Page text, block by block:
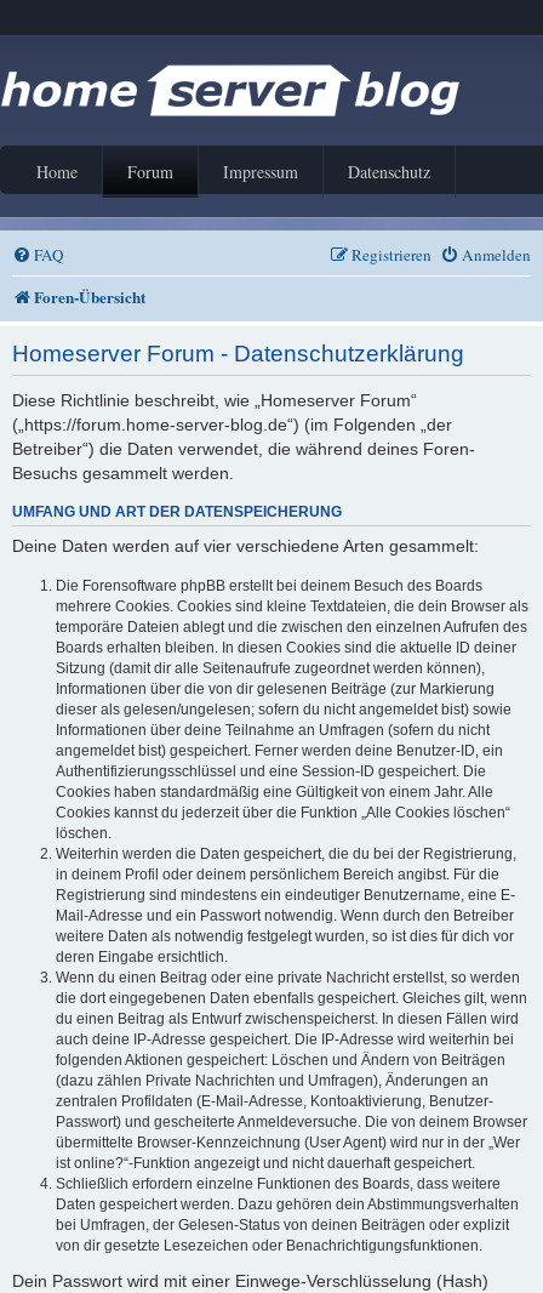
Home Forum Impressum Datenschutz
FAQ Anmelden
Registrieren
Foren-Übersicht
Homeserver Forum - Datenschutzerklärung
Diese Richtlinie beschreibt, wie „Homeserver Forum“
(„https://forum.home-server-blog.de“) (im Folgenden „der
Betreiber“) die Daten verwendet, die während deines Foren-
Besuchs gesammelt werden.
UMFANG UND ART DER DATENSPEICHERUNG
Deine Daten werden auf vier verschiedene Arten gesammelt:
Die Forensoftware phpBB erstellt bei deinem Besuch des Boards
mehrere Cookies. Cookies sind kleine Textdateien, die dein Browser als
temporäre Dateien ablegt und die zwischen den einzelnen Aufrufen des
Boards erhalten bleiben. In diesen Cookies sind die aktuelle ID deiner
Sitzung (damit dir alle Seitenaufrufe zugeordnet werden können),
Informationen über die von dir gelesenen Beiträge (zur Markierung
dieser als gelesen/ungelesen; sofern du nicht angemeldet bist) sowie
Informationen über deine Teilnahme an Umfragen (sofern du nicht
angemeldet bist) gespeichert. Ferner werden deine Benutzer-ID, ein
Authentifizierungsschlüssel und eine Session-ID gespeichert. Die
Cookies haben standardmäßig eine Gültigkeit von einem Jahr. Alle
Cookies kannst du jederzeit über die Funktion „Alle Cookies löschen“
löschen.
Weiterhin werden die Daten gespeichert, die du bei der Registrierung,
in deinem Profil oder deinem persönlichem Bereich angibst. Für die
Registrierung sind mindestens ein eindeutiger Benutzername, eine E-
Mail-Adresse und ein Passwort notwendig. Wenn durch den Betreiber
weitere Daten als notwendig festgelegt wurden, so ist dies für dich vor
deren Eingabe ersichtlich.
Wenn du einen Beitrag oder eine private Nachricht erstellst, so werden
die dort eingegebenen Daten ebenfalls gespeichert. Gleiches gilt, wenn
du einen Beitrag als Entwurf zwischenspeicherst. In diesen Fällen wird
auch deine IP-Adresse gespeichert. Die IP-Adresse wird weiterhin bei
folgenden Aktionen gespeichert: Löschen und Ändern von Beiträgen
(dazu zählen Private Nachrichten und Umfragen), Änderungen an
zentralen Profildaten (E-Mail-Adresse, Kontoaktivierung, Benutzer-
Passwort) und gescheiterte Anmeldeversuche. Die von deinem Browser
übermittelte Browser-Kennzeichnung (User Agent) wird nur in der „Wer
ist online?“-Funktion angezeigt und nicht dauerhaft gespeichert.
Schließlich erfordern einzelne Funktionen des Boards, dass weitere
Daten gespeichert werden. Dazu gehören dein Abstimmungsverhalten
bei Umfragen, der Gelesen-Status von deinen Beiträgen oder explizit
von dir gesetzte Lesezeichen oder Benachrichtigungsfunktionen.
Dein Passwort wird mit einer Einwege-Verschlüsselung (Hash)